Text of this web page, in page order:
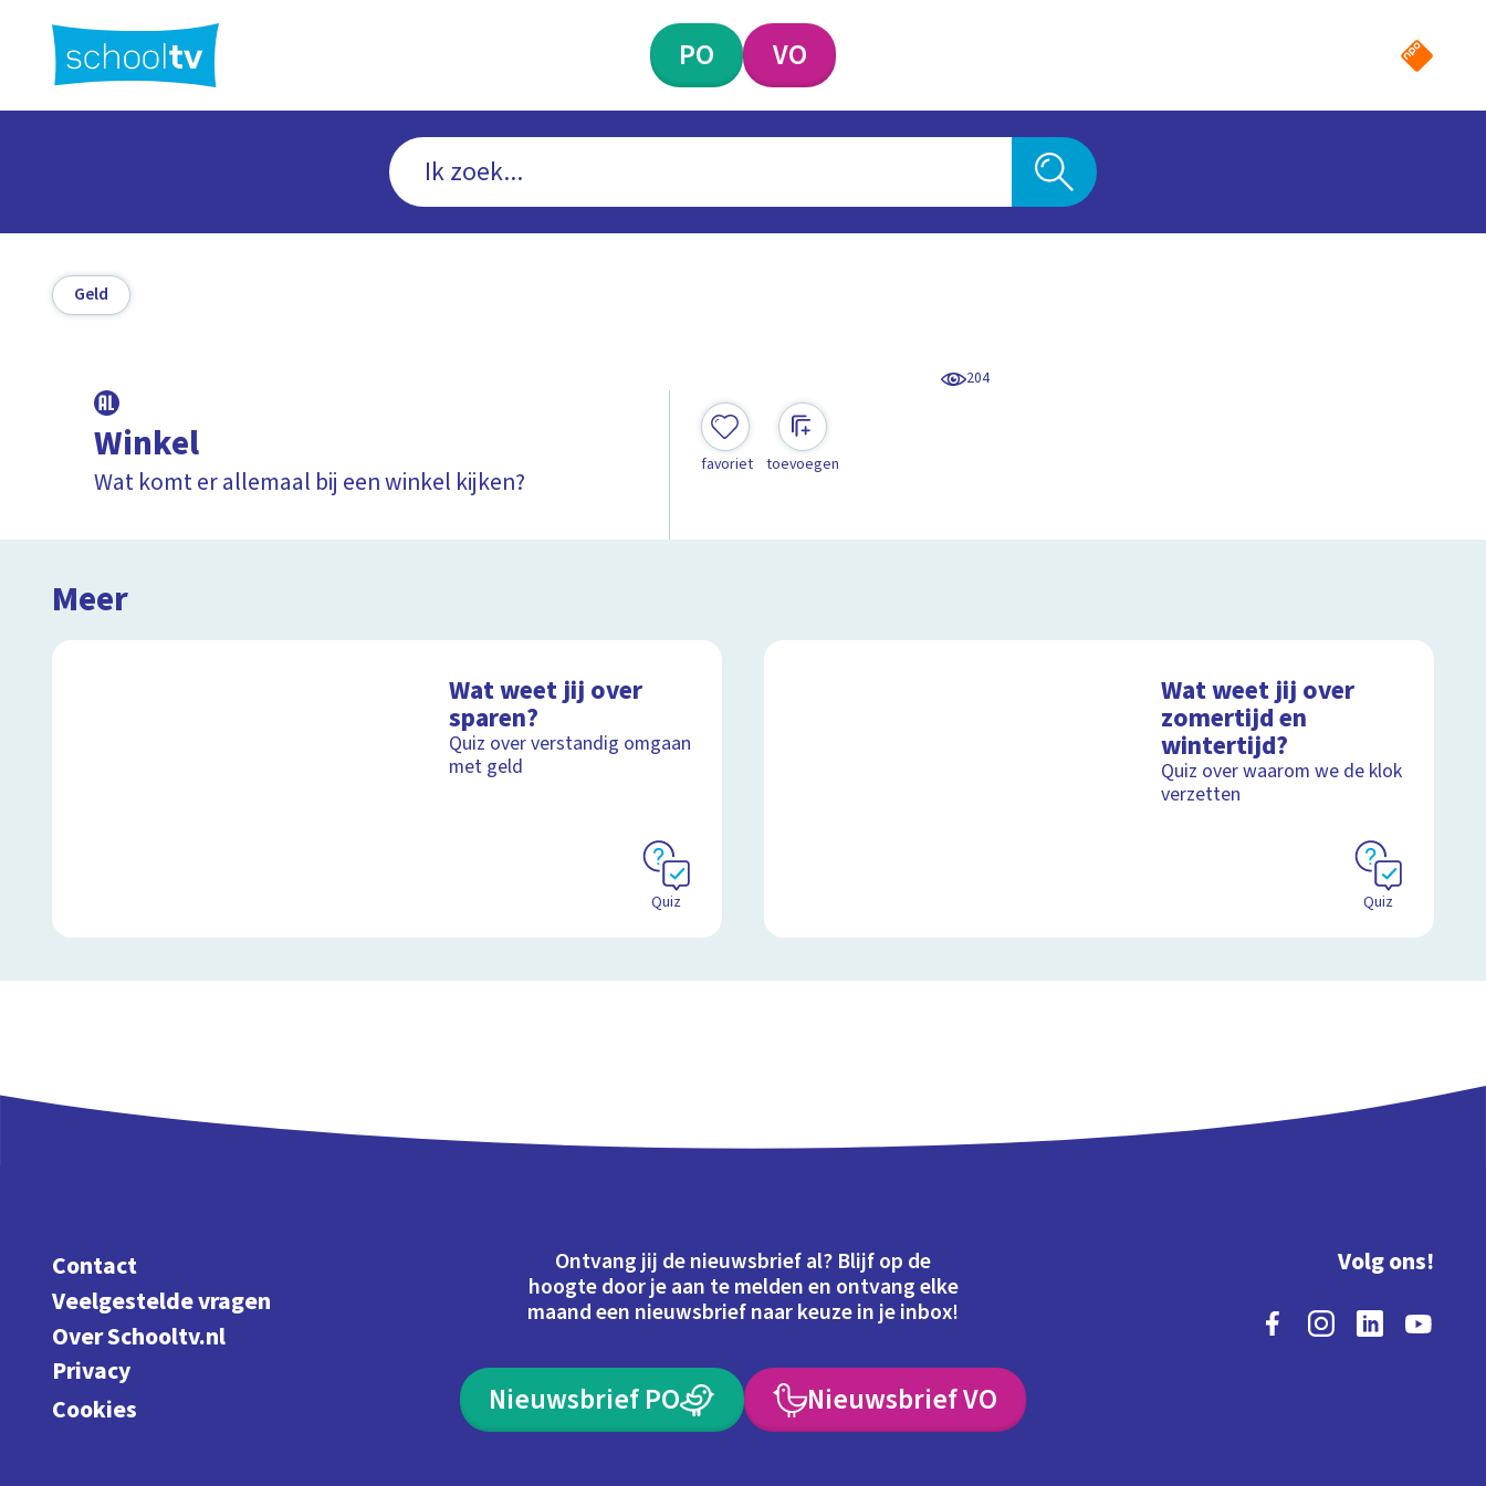
hoofdinhoud
PO VO
Geld
204
Winkel
Wat komt er allemaal bij een winkel kijken?
favoriet toevoegen
Meer
Wat weet jij over
sparen?
Quiz over verstandig omgaan
met geld
Quiz
Wat weet jij over
zomertijd en
wintertijd?
Quiz over waarom we de klok
verzetten
Quiz
Contact
Veelgestelde vragen
Over Schooltv.nl
Privacy
Cookies
Ontvang jij de nieuwsbrief al? Blijf op de
hoogte door je aan te melden en ontvang elke
maand een nieuwsbrief naar keuze in je inbox!
Nieuwsbrief PO Nieuwsbrief VO
Volg ons!